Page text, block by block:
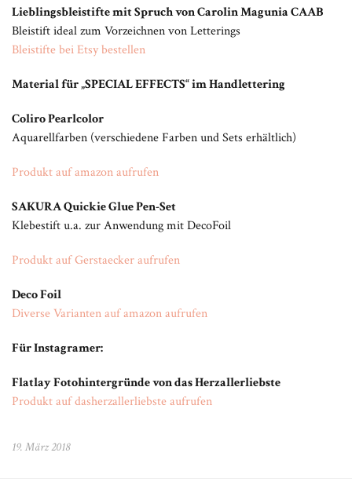
Lieblingsbleistifte mit Spruch von Carolin Magunia CAAB
Bleistift ideal zum Vorzeichnen von Letterings
Bleistifte bei Etsy bestellen
Material für „SPECIAL EFFECTS“ im Handlettering
Coliro Pearlcolor
Aquarellfarben (verschiedene Farben und Sets erhältlich)
Produkt auf amazon aufrufen
SAKURA Quickie Glue Pen-Set
Klebestift u.a. zur Anwendung mit DecoFoil
Produkt auf Gerstaecker aufrufen
Deco Foil
Diverse Varianten auf amazon aufrufen
Für Instagramer:
Flatlay Fotohintergründe von das Herzallerliebste
Produkt auf dasherzallerliebste aufrufen
19. März 2018